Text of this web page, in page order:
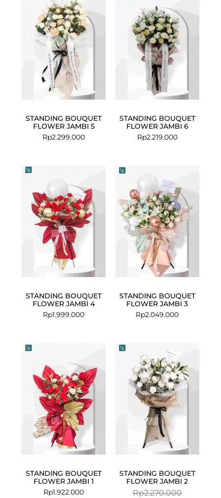
STANDING BOUQUET
FLOWER JAMBI 5
Rp2.299.000
STANDING BOUQUET
FLOWER JAMBI 6
Rp2.219.000
STANDING BOUQUET
FLOWER JAMBI 4
Rp1.999.000
STANDING BOUQUET
FLOWER JAMBI 3
Rp2.049.000
STANDING BOUQUET
FLOWER JAMBI 1
Rp1.922.000
STANDING BOUQUET
FLOWER JAMBI 2
Rp2.270.000
was:
is:
Rp2.221.000.